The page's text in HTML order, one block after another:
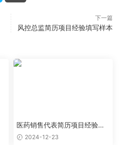
下一篇
风控总监简历项目经验填写样本
医药销售代表简历项目经验怎
么写2024-12-23